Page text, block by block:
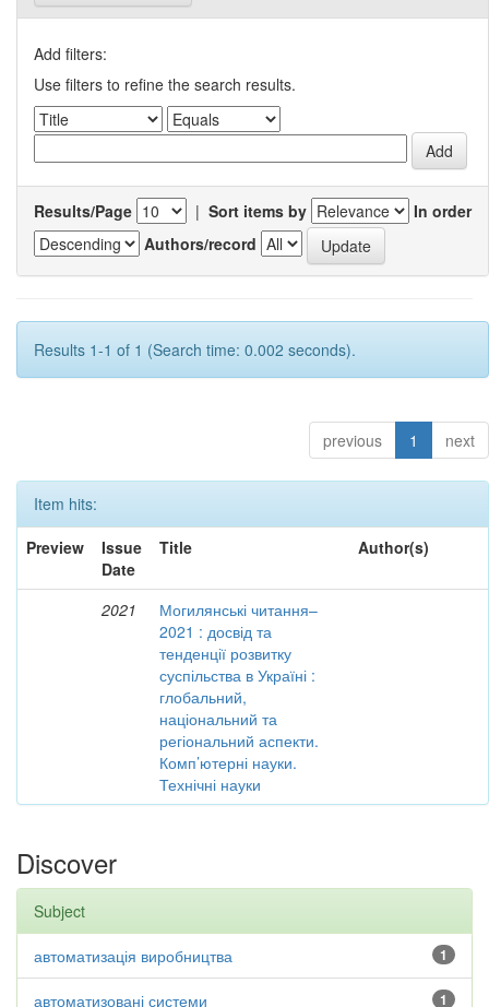
Add filters:
Use filters to refine the search results.
Results/Page | Sort items by
In order
Authors/record
Results 1-1 of 1 (Search time: 0.002 seconds).
previous 1 next
Item hits:
Preview
Issue
Date
Title Author(s)
2021
Могилянські читання–
2021 : досвід та
тенденції розвитку
суспільства в Україні :
глобальний,
національний та
регіональний аспекти.
Комп’ютерні науки.
Технічні науки
Discover
Subject
1
автоматизація виробництва
1
автоматизовані системи